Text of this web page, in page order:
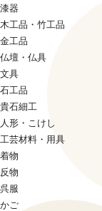
漆器
木工品・竹工品
金工品
仏壇・仏具
文具
石工品
貴石細工
人形・こけし
工芸材料・用具
着物
反物
呉服
かご